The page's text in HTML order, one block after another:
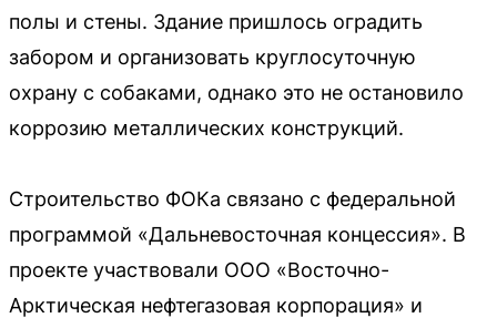
полы и стены. Здание пришлось оградить
забором и организовать круглосуточную
охрану с собаками, однако это не остановило
коррозию металлических конструкций.
Строительство ФОКа связано с федеральной
программой «Дальневосточная концессия». В
проекте участвовали ООО «Восточно-
Арктическая нефтегазовая корпорация» и